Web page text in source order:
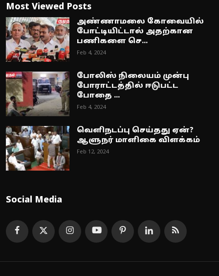
Most Viewed Posts
அண்ணாமலை கோவையில்
போட்டியிட்டால் அதற்கான
பணிகளை செ...
Feb 4, 2024
போலிஸ் நிலையம் முன்பு
போராட்டத்தில் ஈடுபட்ட
போதை ...
Feb 4, 2024
வெளிநடப்பு செய்தது ஏன்?
ஆளுநர் மாளிகை விளக்கம்
Feb 12, 2024
Social Media